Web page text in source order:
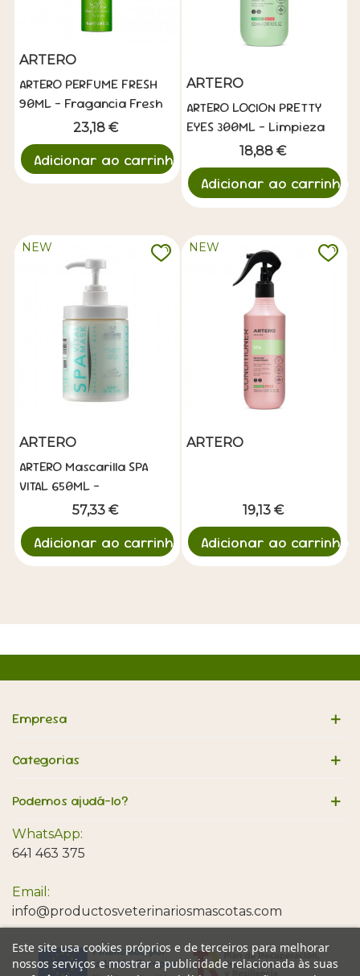
ARTERO
ARTERO PERFUME FRESH
90ML - Fragancia Fresh
23,18 €
Adicionar ao carrinho
ARTERO
ARTERO LOCION PRETTY
EYES 300ML - Limpieza
Ocular Suave
18,88 €
Adicionar ao carrinho
NEW
ARTERO
ARTERO Mascarilla SPA
VITAL 650ML -
Tratamiento Spa
Premium
57,33 €
Adicionar ao carrinho
NEW
ARTERO
19,13 €
Adicionar ao carrinho
Este site usa cookies próprios e de terceiros para melhorar
nossos serviços e mostrar a publicidade relacionada às suas
Empresa
Categorias
Podemos ajudá-lo?
WhatsApp:
641 463 375
Email:
info@productosveterinariosmascotas.com